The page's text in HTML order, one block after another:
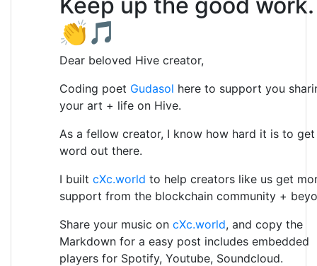
👏🎵
Dear beloved Hive creator,
Coding poet Gudasol here to support you
your art + life on Hive.
As a fellow creator, I know how hard it is to
word out there.
I built cXc.world to help creators like us get
support from the blockchain community +
Share your music on cXc.world, and copy the
Markdown for a easy post includes embedded
players for Spotify, Youtube, Soundcloud.